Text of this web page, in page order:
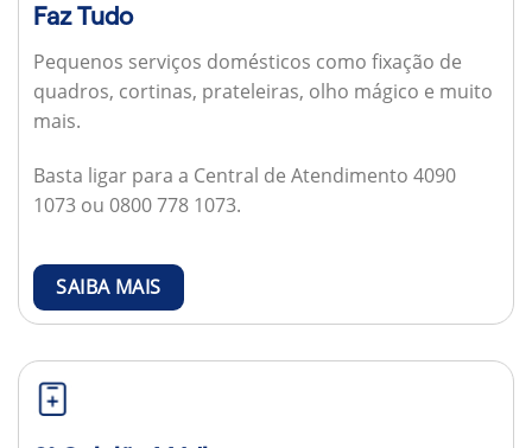
Faz Tudo
Pequenos serviços domésticos como fixação de
quadros, cortinas, prateleiras, olho mágico e muito
mais.
Basta ligar para a Central de Atendimento 4090
1073 ou 0800 778 1073.
SAIBA MAIS